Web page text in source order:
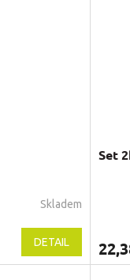
Skladem
DETAIL
Set